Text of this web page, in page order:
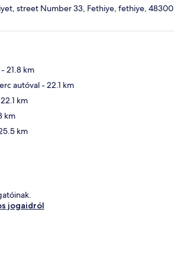
street Number 33, Fethiye, fethiye, 48300
- 21.8 km
autóval- 22.1 km
km
km
km
jogaidról